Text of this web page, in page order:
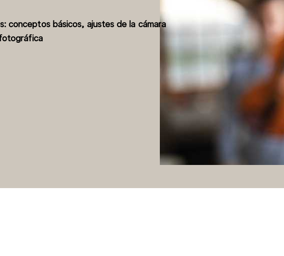
conceptos básicos, ajustes de la cámara